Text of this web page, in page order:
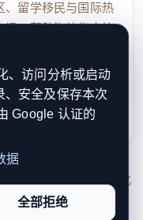
、留学移民与国际热
讯，帮助海外华人快
理站务、投稿与权
本网站持续优化
以提升品牌信任感和
、访问分析或启动
、安全及保存本次
Google 认证的
据
全部拒绝